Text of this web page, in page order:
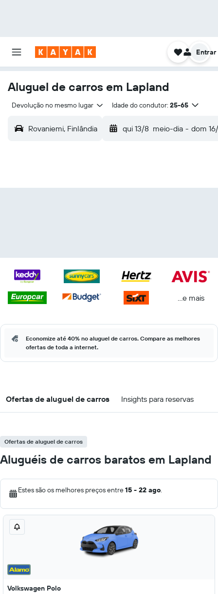
Entrar
Aluguel de carros em Lapland
Devolução no mesmo lugar Idade do condutor: 25-65
Rovaniemi, Finlândia qui 13/8 meio-dia - dom
...e mais
Economize até 40% no aluguel de carros. Compare as melhores
ofertas de toda a internet.
Ofertas de aluguel de carros Insights para reservas
Ofertas de aluguel de carros
Aluguéis de carros baratos em Lapland
Estes são os melhores preços entre15 - 22 ago.
Volkswagen Polo